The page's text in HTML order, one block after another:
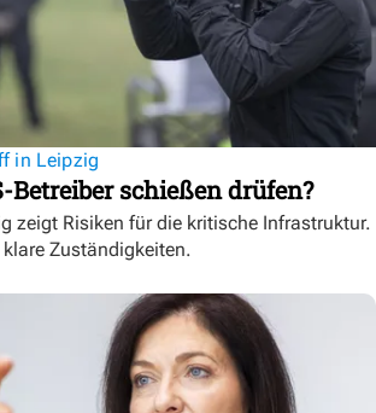
in Leipzig
Betreiber schießen drüfen?
zeigt Risiken für die kritische Infrastruktur.
Zuständigkeiten.